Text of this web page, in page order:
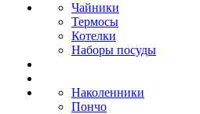
Чайники
Термосы
Котелки
Наборы посуды
Наколенники
Пончо